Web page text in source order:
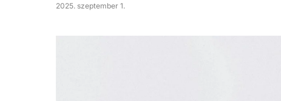
2025. szeptember 1.